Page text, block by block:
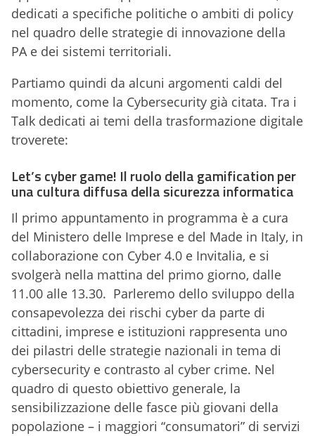
dedicati a specifiche politiche o ambiti di policy
nel quadro delle strategie di innovazione della
PA e dei sistemi territoriali.
Partiamo quindi da alcuni argomenti caldi del
momento, come la Cybersecurity già citata. Tra i
Talk dedicati ai temi della trasformazione digitale
troverete:
Let’s cyber game! Il ruolo della gamification per
una cultura diffusa della sicurezza informatica
Il primo appuntamento in programma è a cura
del Ministero delle Imprese e del Made in Italy, in
collaborazione con Cyber 4.0 e Invitalia, e si
svolgerà nella mattina del primo giorno, dalle
11.00 alle 13.30. Parleremo dello sviluppo della
consapevolezza dei rischi cyber da parte di
cittadini, imprese e istituzioni rappresenta uno
dei pilastri delle strategie nazionali in tema di
cybersecurity e contrasto al cyber crime. Nel
quadro di questo obiettivo generale, la
sensibilizzazione delle fasce più giovani della
popolazione – i maggiori “consumatori” di servizi